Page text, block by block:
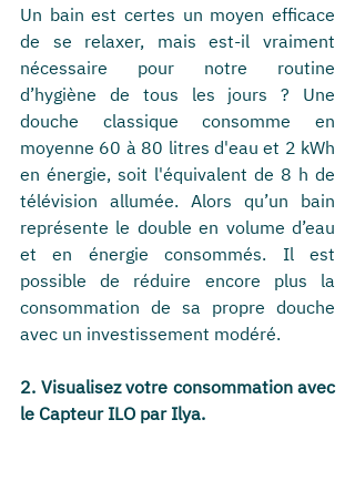
Un bain est certes un moyen efficace
de se relaxer, mais est-il vraiment
nécessaire pour notre routine
d’hygiène de tous les jours ? Une
douche classique consomme en
moyenne 60 à 80 litres d'eau et 2 kWh
en énergie, soit l'équivalent de 8 h de
télévision allumée. Alors qu’un bain
représente le double en volume d’eau
et en énergie consommés. Il est
possible de réduire encore plus la
consommation de sa propre douche
avec un investissement modéré.
2. Visualisez votre consommation avec
le Capteur ILO par Ilya.